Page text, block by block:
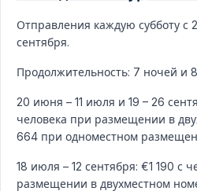
Отправления каждую субботу с
сентября.
Продолжительность: 7 ночей и
20 июня – 11 июля и 19 – 26
человека при размещении в
664 при одноместном
18 июля – 12 сентября: €1 190 с
размещении в двухместном